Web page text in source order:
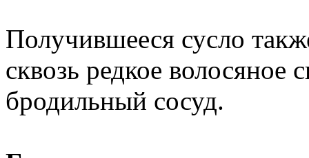
Получившееся сусло
сквозь редкое волосяное
бродильный сосуд.